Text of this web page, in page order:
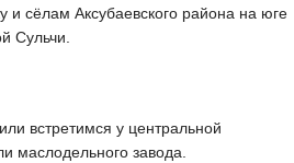
и сёлам Аксубаевского района на юге
Сульчи.
встретимся у центральной
маслодельного завода.